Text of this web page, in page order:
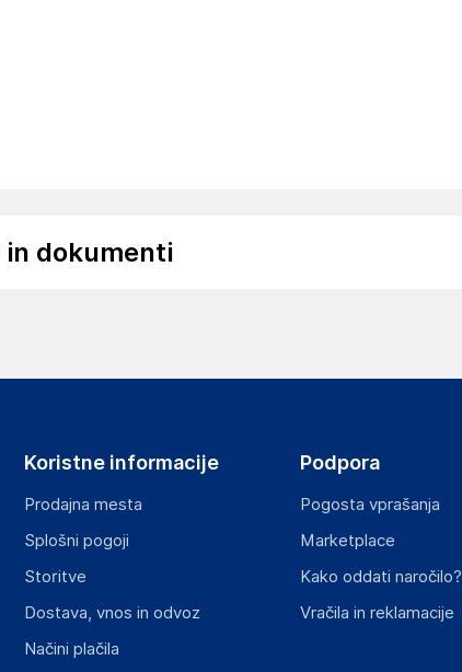
dokumenti
zagotavlja skladnost izdelka z zahtevanimi predpisi.
Koristne informacije
Prodajna mesta
Splošni pogoji
Storitve
Dostava, vnos in odvoz
Načini plačila
Podpora
Pogosta vprašanja
Marketplace
Kako oddati naročilo?
Vračila in reklamacije